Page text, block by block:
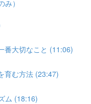
）
番大切なこと (11:06)
育む方法 (23:47)
ム (18:16)